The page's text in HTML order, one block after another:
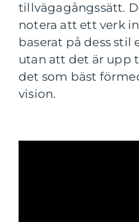
tillvägagångssätt.
notera att ett verk
baserat på dess
utan att det är upp
det som bäst
vision.